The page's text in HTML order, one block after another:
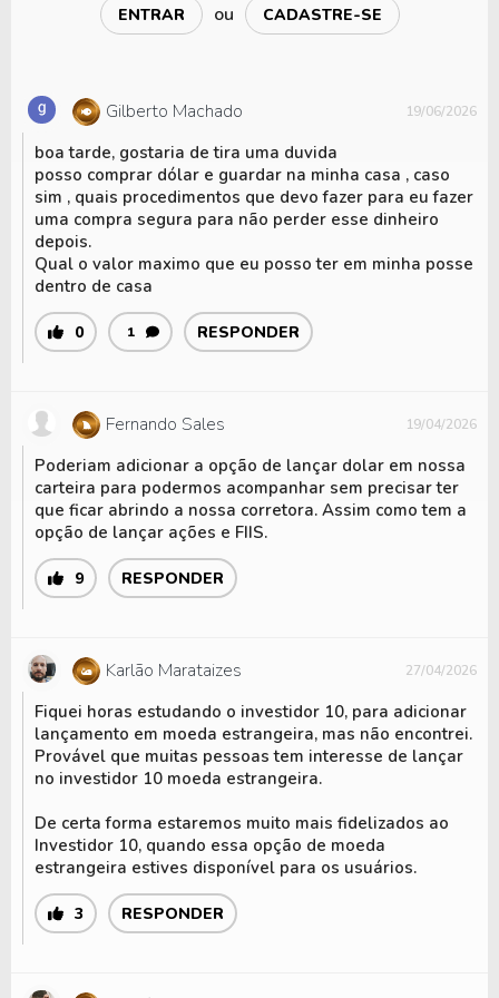
moeda de reserva global, com sua paridade
atrelada ao ouro.
Esse sistema vigorou até 1971, quando os
Estados Unidos abandonaram o padrão-ouro,
permitindo que a moeda flutuasse livremente,
sendo utilizada por governos e empresas para
transações financeiras e investimentos
globais.
Atualmente, o dólar possui força decorrente
da estabilidade econômica dos Estados
Unidos, da confiança dos investidores no
sistema financeiro do país e do papel do
global.
Sendo usado como proteção contra crises
econômicas, reforçando ainda mais sua
posição dominante. Assim, a exposição ao
dólar pode atuar como uma estratégia de
hedgepara a proteção contra a
desvalorização do real.
O dólar e o euro
são as duas principais
moedas globais, mas o dólar mantém uma
posição mais forte devido à sua
predominância no comércio internacional e
Hoje em dia, o dólar representa cerca de 60%
das reservas dos bancos centrais ao redor do
mundo, enquanto o euro responde por
aproximadamente 20%.
Além disso, commodities essenciais como
ENTRAR ou CADASTRE-SE
Gilberto Machado 19/06/2026
boa tarde, gostaria de tira uma duvida
posso comprar dólar e guardar na minha casa , caso
sim , quais procedimentos que devo fazer para eu fazer
uma compra segura para não perder esse dinheiro
depois.
Qual o valor maximo que eu posso ter em minha posse
dentro de casa
0 1 RESPONDER
Fernando Sales 19/04/2026
Poderiam adicionar a opção de lançar dolar em nossa
carteira para podermos acompanhar sem precisar ter
que ficar abrindo a nossa corretora. Assim como tem a
opção de lançar ações e FIIS.
9 RESPONDER
Karlão Marataizes 27/04/2026
Fiquei horas estudando o investidor 10, para adicionar
lançamento em moeda estrangeira, mas não encontrei.
Provável que muitas pessoas tem interesse de lançar
no investidor 10 moeda estrangeira.
De certa forma estaremos muito mais fidelizados ao
Investidor 10, quando essa opção de moeda
estrangeira estives disponível para os usuários.
3 RESPONDER